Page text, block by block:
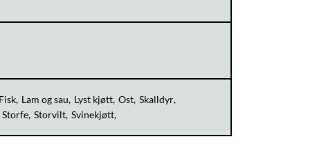
Fisk Lam og sau Lyst kjøtt Ost Skalldyr
Storfe Storvilt Svinekjøtt